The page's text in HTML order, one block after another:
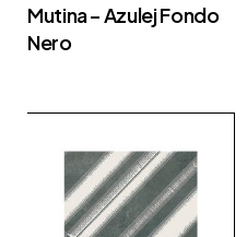
Mutina – Azulej Fondo
Nero